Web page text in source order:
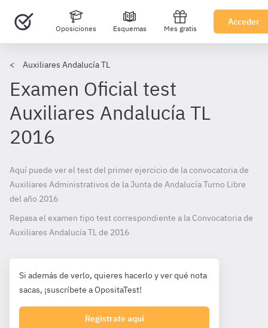
Oposiciones Esquemas Mes gratis
Acceder
Auxiliares Andalucía TL
Examen Oficial test
Auxiliares Andalucía TL
2016
Aquí puede ver el test del primer ejercicio de la convocatoria de
Auxiliares Administrativos de la Junta de Andalucía Turno Libre
del año 2016
Repasa el examen tipo test correspondiente a la Convocatoria de
Auxiliares Andalucía TL de 2016
Si además de verlo, quieres hacerlo y ver qué nota
sacas, ¡suscríbete a OpositaTest!
Registrate aquí